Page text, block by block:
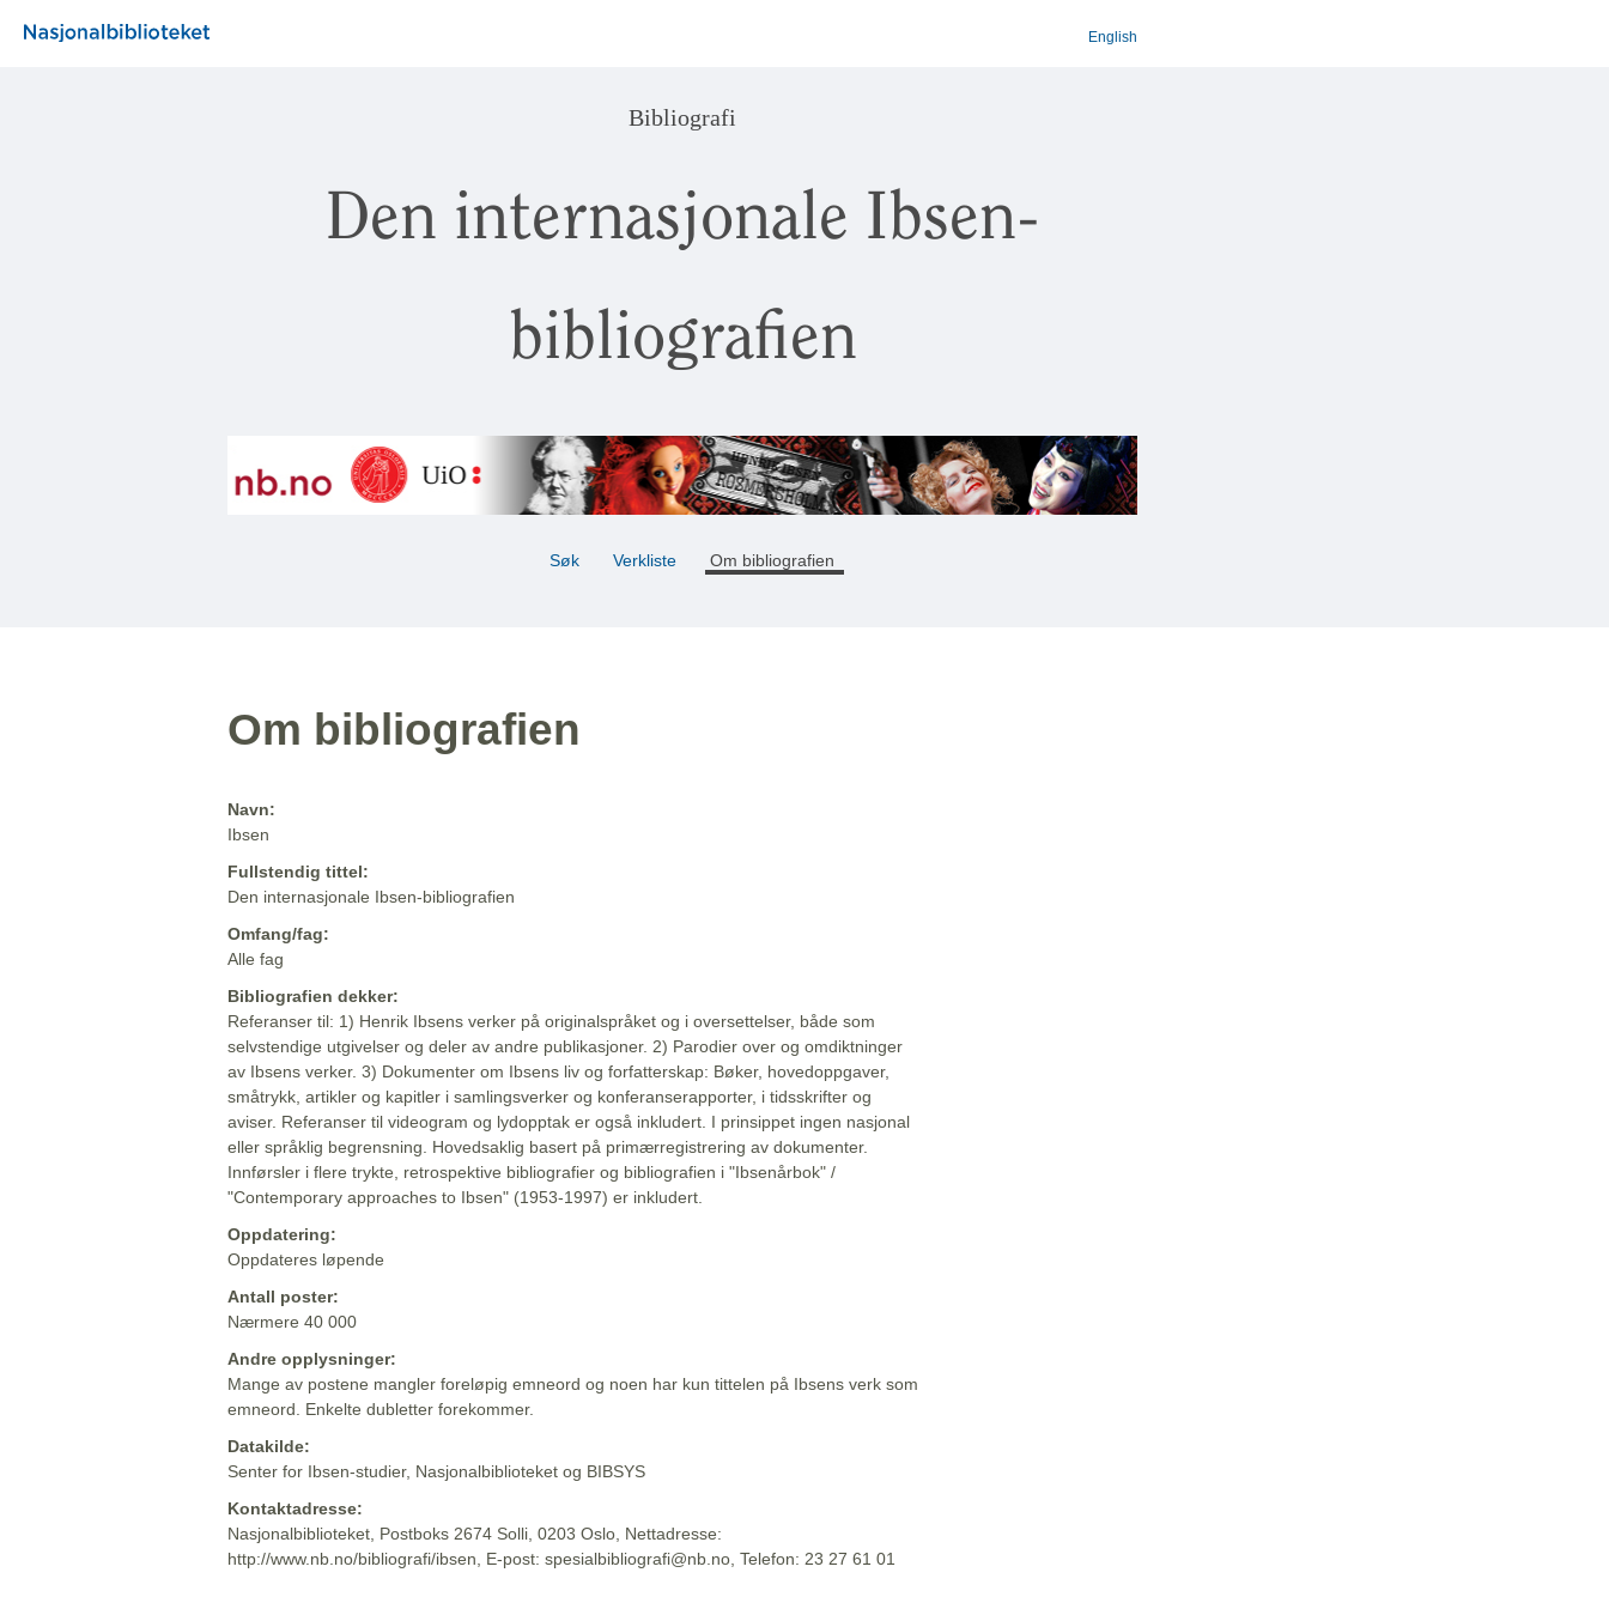
English
Bibliografi
Den internasjonale Ibsen-
bibliografien
Søk Verkliste Om bibliografien
Om bibliografien
Navn:
Ibsen
Fullstendig tittel:
Den internasjonale Ibsen-bibliografien
Omfang/fag:
Alle fag
Bibliografien dekker:
Referanser til: 1) Henrik Ibsens verker på originalspråket og i oversettelser, både som
selvstendige utgivelser og deler av andre publikasjoner. 2) Parodier over og omdiktninger
av Ibsens verker. 3) Dokumenter om Ibsens liv og forfatterskap: Bøker, hovedoppgaver,
småtrykk, artikler og kapitler i samlingsverker og konferanserapporter, i tidsskrifter og
aviser. Referanser til videogram og lydopptak er også inkludert. I prinsippet ingen nasjonal
eller språklig begrensning. Hovedsaklig basert på primærregistrering av dokumenter.
Innførsler i flere trykte, retrospektive bibliografier og bibliografien i "Ibsenårbok" /
"Contemporary approaches to Ibsen" (1953-1997) er inkludert.
Oppdatering:
Oppdateres løpende
Antall poster:
Nærmere 40 000
Andre opplysninger:
Mange av postene mangler foreløpig emneord og noen har kun tittelen på Ibsens verk som
emneord. Enkelte dubletter forekommer.
Datakilde:
Senter for Ibsen-studier, Nasjonalbiblioteket og BIBSYS
Kontaktadresse:
Nasjonalbiblioteket, Postboks 2674 Solli, 0203 Oslo, Nettadresse:
http://www.nb.no/bibliografi/ibsen, E-post: spesialbibliografi@nb.no, Telefon: 23 27 61 01